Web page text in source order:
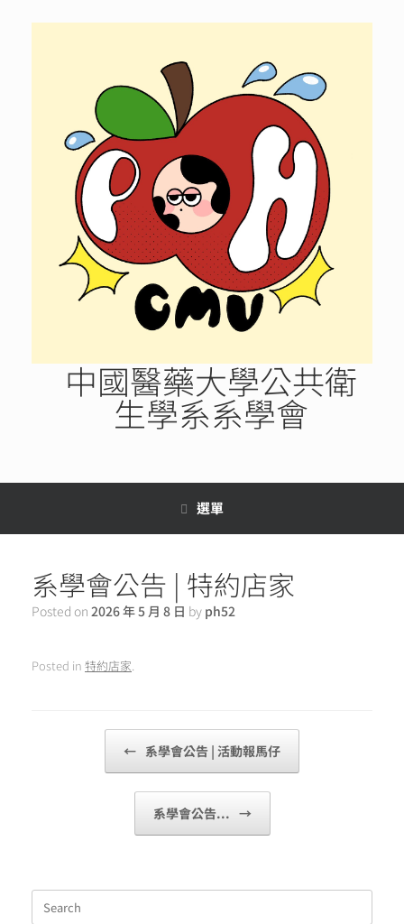
中國醫藥大學公共衛
生學系系學會
選單
系學會公告 | 特約店家
Posted on 2026 年 5 月 8 日 by ph52
Posted in 特約店家
← 系學會公告 | 活動報馬仔
系學會公告... →
Search
for: